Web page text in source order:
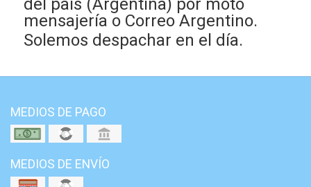
mensajería o Correo Argentino.
Solemos despachar en el día.
MEDIOS DE PAGO
MEDIOS DE ENVÍO